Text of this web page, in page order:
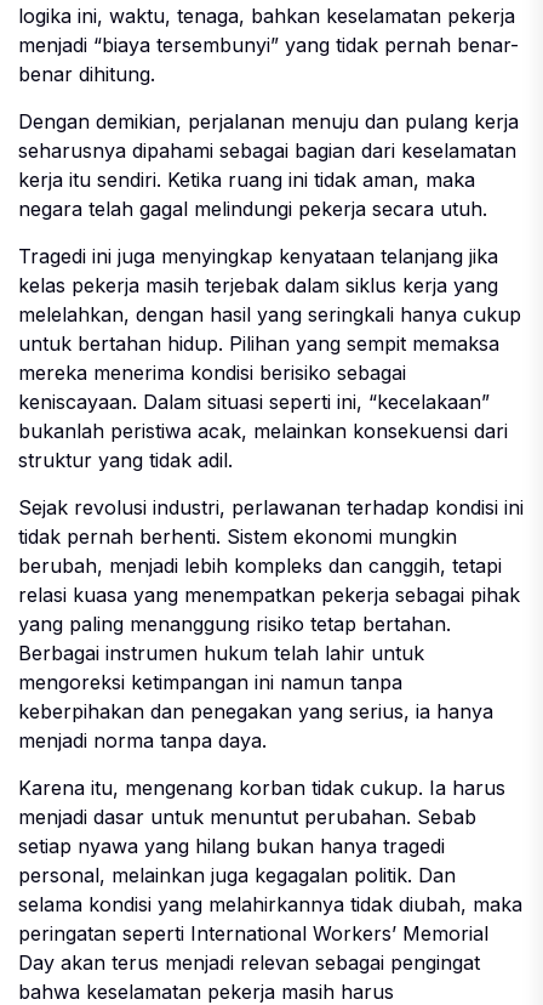
logika ini, waktu, tenaga, bahkan keselamatan pekerja
menjadi “biaya tersembunyi” yang tidak pernah benar-
benar dihitung.
Dengan demikian, perjalanan menuju dan pulang kerja
seharusnya dipahami sebagai bagian dari keselamatan
kerja itu sendiri. Ketika ruang ini tidak aman, maka
negara telah gagal melindungi pekerja secara utuh.
Tragedi ini juga menyingkap kenyataan telanjang jika
kelas pekerja masih terjebak dalam siklus kerja yang
melelahkan, dengan hasil yang seringkali hanya cukup
untuk bertahan hidup. Pilihan yang sempit memaksa
mereka menerima kondisi berisiko sebagai
keniscayaan. Dalam situasi seperti ini, “kecelakaan”
bukanlah peristiwa acak, melainkan konsekuensi dari
struktur yang tidak adil.
Sejak revolusi industri, perlawanan terhadap kondisi ini
tidak pernah berhenti. Sistem ekonomi mungkin
berubah, menjadi lebih kompleks dan canggih, tetapi
relasi kuasa yang menempatkan pekerja sebagai pihak
yang paling menanggung risiko tetap bertahan.
Berbagai instrumen hukum telah lahir untuk
mengoreksi ketimpangan ini namun tanpa
keberpihakan dan penegakan yang serius, ia hanya
menjadi norma tanpa daya.
Karena itu, mengenang korban tidak cukup. Ia harus
menjadi dasar untuk menuntut perubahan. Sebab
setiap nyawa yang hilang bukan hanya tragedi
personal, melainkan juga kegagalan politik. Dan
selama kondisi yang melahirkannya tidak diubah, maka
peringatan seperti International Workers’ Memorial
Day akan terus menjadi relevan sebagai pengingat
bahwa keselamatan pekerja masih harus